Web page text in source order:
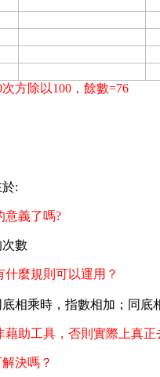
次方除以100，餘數=76
:
義了嗎?
數
麼規則可以運用？
相乘時，指數相加；同底
藉助工具，否則實際上真
嗎？